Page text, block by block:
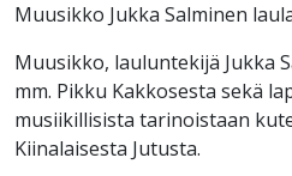
Muusikko Jukka Salminen
Muusikko, lauluntekijä Jukka
mm. Pikku Kakkosesta sekä
musiikillisista tarinoistaan
Kiinalaisesta Jutusta.